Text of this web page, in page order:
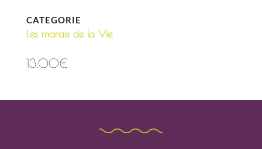
CATEGORIE
Les marais de la Vie
13,00€